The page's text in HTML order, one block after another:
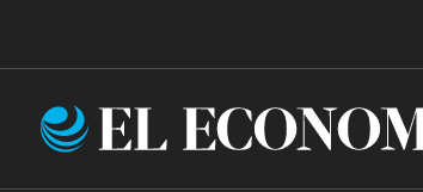
El